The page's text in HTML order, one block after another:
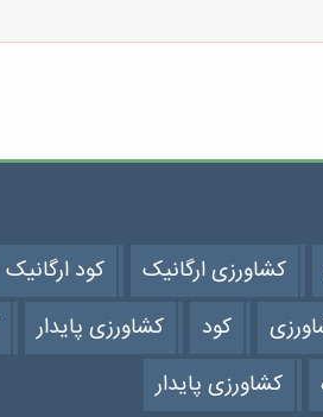
کشاورزی ارگانیک کود ارگانیک
کود کشاورزی پایدار
کشاورزی پایدار